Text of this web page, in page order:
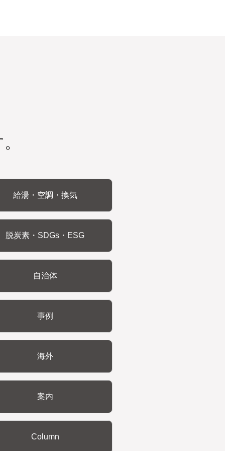
給湯・空調・換気
脱炭素・SDGs・ESG
自治体
事例
海外
案内
Column